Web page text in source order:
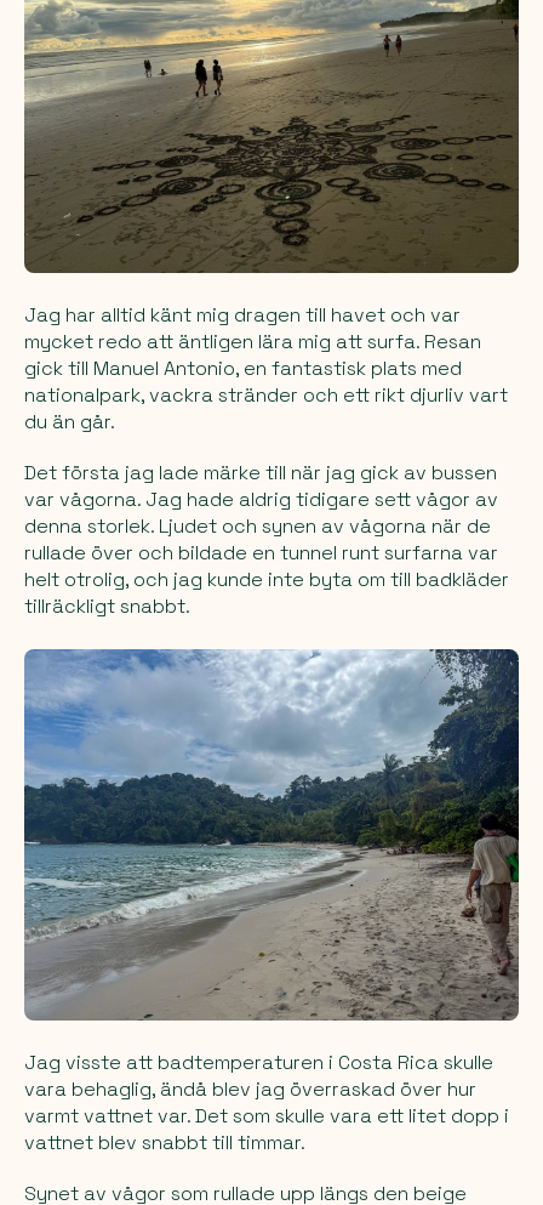
Jag har alltid känt mig dragen till havet och var
mycket redo att äntligen lära mig att surfa. Resan
gick till Manuel Antonio, en fantastisk plats med
nationalpark, vackra stränder och ett rikt djurliv vart
du än går.
Det första jag lade märke till när jag gick av bussen
var vågorna. Jag hade aldrig tidigare sett vågor av
denna storlek. Ljudet och synen av vågorna när de
rullade över och bildade en tunnel runt surfarna var
helt otrolig, och jag kunde inte byta om till badkläder
tillräckligt snabbt.
Jag visste att badtemperaturen i Costa Rica skulle
vara behaglig, ändå blev jag överraskad över hur
varmt vattnet var. Det som skulle vara ett litet dopp i
vattnet blev snabbt till timmar.
Synet av vågor som rullade upp längs den beige